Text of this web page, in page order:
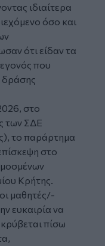
ιδιαίτερα
όσο και
ότι είδαν τα
που
δράσης
στο
των ΣΔΕ
το παράρτημα
στο
Κρήτης.
μαθητές/-
ευκαιρία να
πίσω